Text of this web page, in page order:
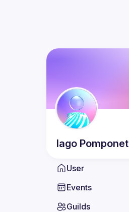
Iago Pomponet
User
Events
Guilds